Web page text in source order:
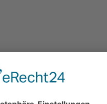
Sa und So